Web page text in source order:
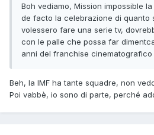
Boh vediamo, Mission impossible
de facto la celebrazione di quanto
volessero fare una serie tv,
con le palle che possa far
anni del franchise cinematografico
Beh, la IMF ha tante squadre, non
Poi vabbè, io sono di parte, perché